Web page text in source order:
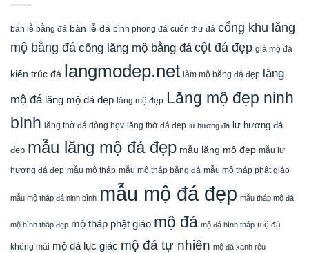
bàn lễ bằng đá bàn lễ đá bình phong đá cuốn thư đá cổng khu lăng
mộ bằng đá cổng lăng mộ bằng đá cột đá đẹp giá mộ đá
kiến trúc đá langmodep.net làm mộ bằng đá đẹp lăng
mộ đá lăng mộ đá đẹp lăng mộ đẹp Lăng mộ đẹp ninh
bình lăng thờ đá dòng họv lăng thờ đá đẹp lư hương đá lư hương đá
đẹp mẫu lăng mộ đá đẹp mẫu lăng mộ đẹp mẫu lư
hương đá đẹp mẫu mộ tháp mẫu mộ tháp bằng đá mẫu mộ tháp phật giáo
mẫu mộ tháp đá ninh bình mẫu mộ đá đẹp mẫu tháp mộ đá
mộ hình tháp đẹp mộ tháp phật giáo mộ đá mộ đá hình tháp mộ đá
không mái mộ đá lục giác mộ đá tự nhiên mộ đá xanh rêu